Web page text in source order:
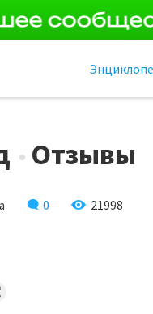
Отзывы
0 21998